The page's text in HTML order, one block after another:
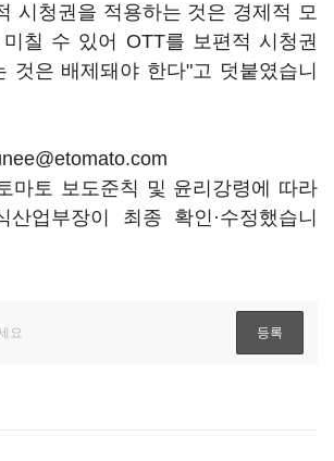
시청권을 적용하는 것은 경제적 모
칠 수 있어 OTT를 보편적 시청권
것은 배제돼야 한다"고 덧붙였습니
마토 보도준칙 및 윤리강령에 따라
산업부장이 최종 확인·수정했습니